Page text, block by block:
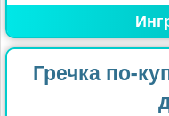
Гречка по-